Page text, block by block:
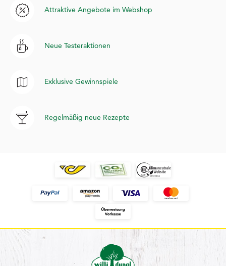
Attraktive Angebote im Webshop
Neue Testeraktionen
Exklusive Gewinnspiele
Regelmäßig neue Rezepte